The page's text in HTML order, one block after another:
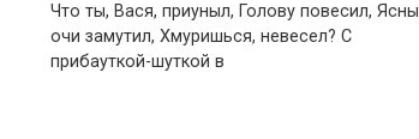
Что ты, Вася, приуныл, Голову повесил, Ясны
очи замутил, Хмуришься, невесел? С
прибауткой-шуткой в